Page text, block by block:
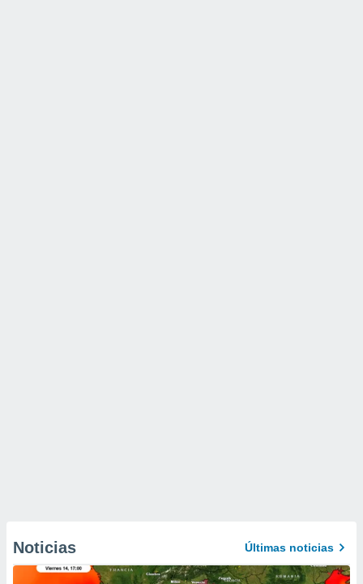
Noticias Últimas noticias